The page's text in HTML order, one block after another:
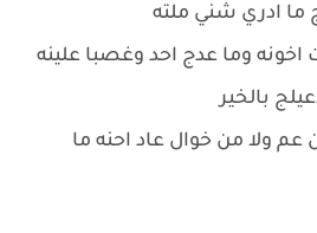
ما ادري شني ملته
وما عدج احد وغصبا علينه
بالخير
عم ولا من خوال عاد احنه ما